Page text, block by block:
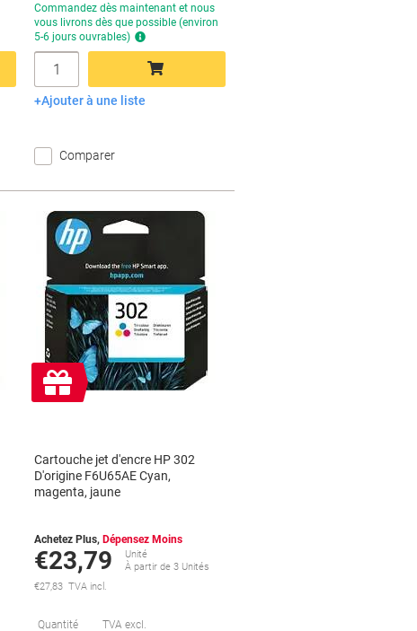
Temporairement
en
rupture
de
stock
Commandez dès maintenant et nous
vous livrons dès que possible (environ
5-6 jours ouvrables)
Quantité
Ajouter au panier
Ajouter à une liste
Comparer
Économies
Cadeau
gratuit
Cartouche jet d'encre HP 302
D'origine F6U65AE Cyan,
magenta, jaune
Achetez Plus, Dépensez Moins
€23,79
Unité
À partir de 3 Unités
€27,83 TVA incl.
Quantité TVA excl.